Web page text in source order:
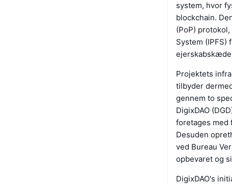
system, hvor
blockchain.
(PoP)
System
Projektets
tilbyder
gennem to
DigixDAO
foretages med
Desuden
ved Bureau
opbevaret og
DigixDAO's